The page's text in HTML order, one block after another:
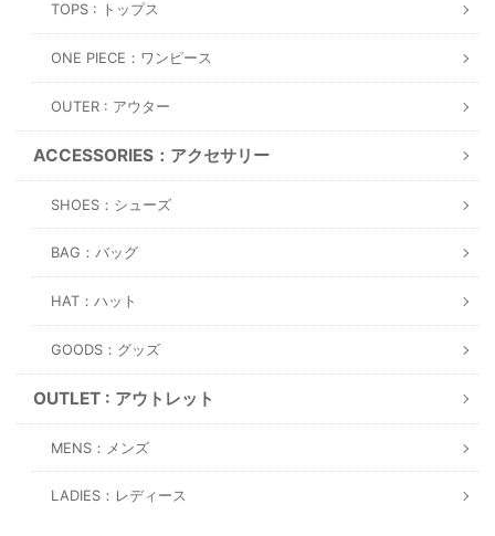
TOPS : トップス
ONE PIECE：ワンピース
OUTER : アウター
ACCESSORIES：アクセサリー
SHOES：シューズ
BAG：バッグ
HAT：ハット
GOODS：グッズ
OUTLET : アウトレット
MENS：メンズ
LADIES：レディース